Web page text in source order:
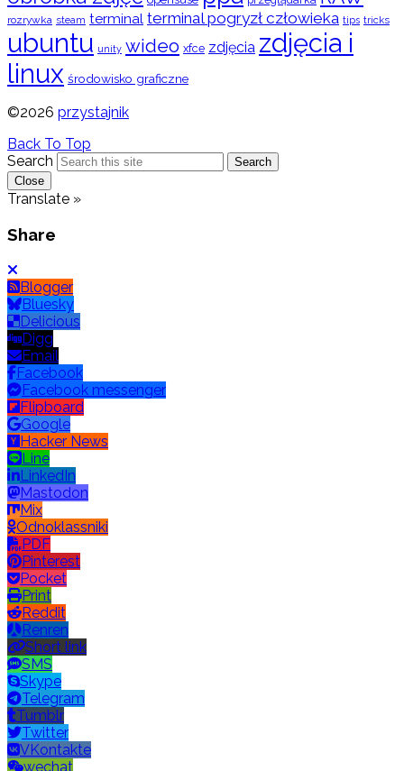
rozrywka steam terminal terminal pogryzł człowieka tips tricks
ubuntu unity wideo xfce zdjęcia zdjęcia i
linux środowisko graficzne
©2026 przystajnik
Back To Top
Search
Search
Close
Translate »
Share
Blogger
Bluesky
Delicious
Digg
Email
Facebook
Facebook messenger
Flipboard
Google
Hacker News
Line
LinkedIn
Mastodon
Mix
Odnoklassniki
PDF
Pinterest
Pocket
Print
Reddit
Renren
Short link
SMS
Skype
Telegram
Tumblr
Twitter
VKontakte
wechat